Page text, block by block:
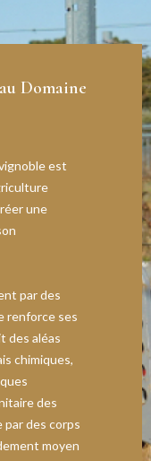
Domaine
est
une
par des
renforce ses
des aléas
chimiques,
des
des corps
moyen